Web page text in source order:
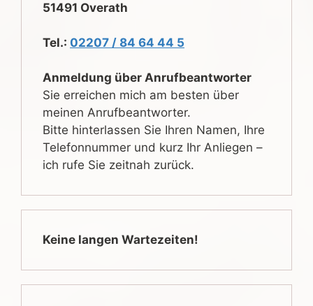
51491 Overath
Tel.: 02207 / 84 64 44 5
Anmeldung über Anrufbeantworter
Sie erreichen mich am besten über
meinen Anrufbeantworter.
Bitte hinterlassen Sie Ihren Namen, Ihre
Telefonnummer und kurz Ihr Anliegen –
ich rufe Sie zeitnah zurück.
Keine langen Wartezeiten!